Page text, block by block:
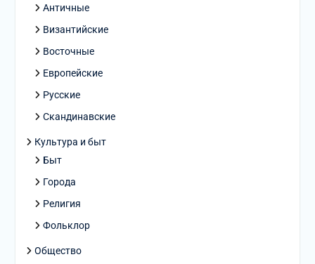
Античные
Византийские
Восточные
Европейские
Русские
Скандинавские
Культура и быт
Быт
Города
Религия
Фольклор
Общество